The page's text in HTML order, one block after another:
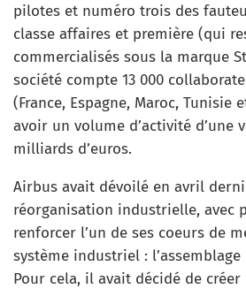
pilotes et numéro trois des
classe affaires et première (qui
commercialisés sous la marque
société compte 13 000
(France, Espagne, Maroc, Tunisie
avoir un volume d’activité d’une
milliards d’euros.
Airbus avait dévoilé en avril
réorganisation industrielle, avec
renforcer l’un de ses coeurs de
système industriel : l’assemblage
Pour cela, il avait décidé de